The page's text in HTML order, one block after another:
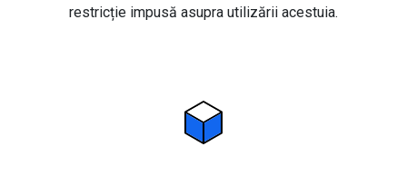
restricție impusă asupra utilizării acestuia.